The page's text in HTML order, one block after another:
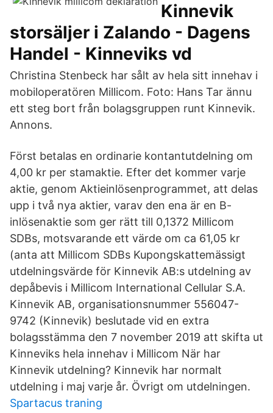
Kinnevik
storsäljer i Zalando - Dagens
Handel - Kinneviks vd
Christina Stenbeck har sålt av hela sitt innehav i
mobiloperatören Millicom. Foto: Hans Tar ännu
ett steg bort från bolagsgruppen runt Kinnevik.
Annons.
Först betalas en ordinarie kontantutdelning om
4,00 kr per stamaktie. Efter det kommer varje
aktie, genom Aktieinlösenprogrammet, att delas
upp i två nya aktier, varav den ena är en B-
inlösenaktie som ger rätt till 0,1372 Millicom
SDBs, motsvarande ett värde om ca 61,05 kr
(anta att Millicom SDBs Kupongskattemässigt
utdelningsvärde för Kinnevik AB:s utdelning av
depåbevis i Millicom International Cellular S.A.
Kinnevik AB, organisationsnummer 556047-
9742 (Kinnevik) beslutade vid en extra
bolagsstämma den 7 november 2019 att skifta ut
Kinneviks hela innehav i Millicom När har
Kinnevik utdelning? Kinnevik har normalt
utdelning i maj varje år. Övrigt om utdelningen.
Spartacus traning